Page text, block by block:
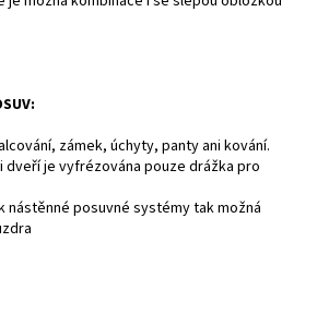
zámek, úchyty, panty ani kování.
dveří je vyfrézována pouze drážka pro
nástěnné posuvné systémy tak možná